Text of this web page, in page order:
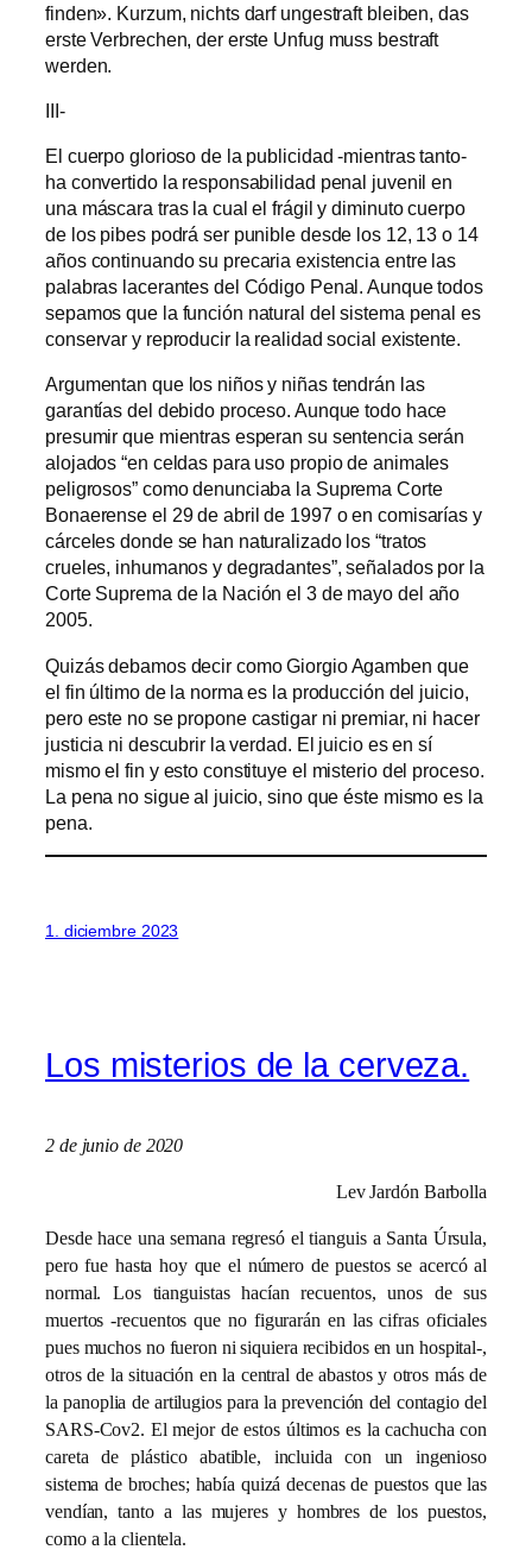
finden». Kurzum, nichts darf ungestraft bleiben, das
erste Verbrechen, der erste Unfug muss bestraft
werden.
III-
El cuerpo glorioso de la publicidad -mientras tanto-
ha convertido la responsabilidad penal juvenil en
una máscara tras la cual el frágil y diminuto cuerpo
de los pibes podrá ser punible desde los 12, 13 o 14
años continuando su precaria existencia entre las
palabras lacerantes del Código Penal. Aunque todos
sepamos que la función natural del sistema penal es
conservar y reproducir la realidad social existente.
Argumentan que los niños y niñas tendrán las
garantías del debido proceso. Aunque todo hace
presumir que mientras esperan su sentencia serán
alojados “en celdas para uso propio de animales
peligrosos” como denunciaba la Suprema Corte
Bonaerense el 29 de abril de 1997 o en comisarías y
cárceles donde se han naturalizado los “tratos
crueles, inhumanos y degradantes”, señalados por la
Corte Suprema de la Nación el 3 de mayo del año
2005.
Quizás debamos decir como Giorgio Agamben que
el fin último de la norma es la producción del juicio,
pero este no se propone castigar ni premiar, ni hacer
justicia ni descubrir la verdad. El juicio es en sí
mismo el fin y esto constituye el misterio del proceso.
La pena no sigue al juicio, sino que éste mismo es la
pena.
1. diciembre 2023
Los misterios de la cerveza.
2 de junio de 2020
Lev Jardón Barbolla
Desde hace una semana regresó el tianguis a Santa Úrsula,
pero fue hasta hoy que el número de puestos se acercó al
normal. Los tianguistas hacían recuentos, unos de sus
muertos -recuentos que no figurarán en las cifras oficiales
pues muchos no fueron ni siquiera recibidos en un hospital-,
otros de la situación en la central de abastos y otros más de
la panoplia de artilugios para la prevención del contagio del
SARS-Cov2. El mejor de estos últimos es la cachucha con
careta de plástico abatible, incluida con un ingenioso
sistema de broches; había quizá decenas de puestos que las
vendían, tanto a las mujeres y hombres de los puestos,
como a la clientela.